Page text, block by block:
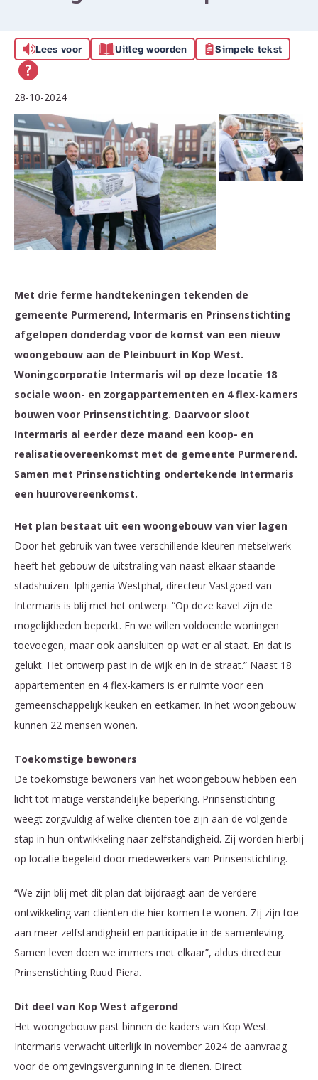
Lees voor Uitleg woorden Simpele tekst
28-10-2024
Met drie ferme handtekeningen tekenden de
gemeente Purmerend, Intermaris en Prinsenstichting
afgelopen donderdag voor de komst van een nieuw
woongebouw aan de Pleinbuurt in Kop West.
Woningcorporatie Intermaris wil op deze locatie 18
sociale woon- en zorgappartementen en 4 flex-kamers
bouwen voor Prinsenstichting. Daarvoor sloot
Intermaris al eerder deze maand een koop- en
realisatieovereenkomst met de gemeente Purmerend.
Samen met Prinsenstichting ondertekende Intermaris
een huurovereenkomst.
Het plan bestaat uit een woongebouw van vier lagen
Door het gebruik van twee verschillende kleuren metselwerk
heeft het gebouw de uitstraling van naast elkaar staande
stadshuizen. Iphigenia Westphal, directeur Vastgoed van
Intermaris is blij met het ontwerp. “Op deze kavel zijn de
mogelijkheden beperkt. En we willen voldoende woningen
toevoegen, maar ook aansluiten op wat er al staat. En dat is
gelukt. Het ontwerp past in de wijk en in de straat.” Naast 18
appartementen en 4 flex-kamers is er ruimte voor een
gemeenschappelijk keuken en eetkamer. In het woongebouw
kunnen 22 mensen wonen.
Toekomstige bewoners
De toekomstige bewoners van het woongebouw hebben een
licht tot matige verstandelijke beperking. Prinsenstichting
weegt zorgvuldig af welke cliënten toe zijn aan de volgende
stap in hun ontwikkeling naar zelfstandigheid. Zij worden hierbij
op locatie begeleid door medewerkers van Prinsenstichting.
“We zijn blij met dit plan dat bijdraagt aan de verdere
ontwikkeling van cliënten die hier komen te wonen. Zij zijn toe
aan meer zelfstandigheid en participatie in de samenleving.
Samen leven doen we immers met elkaar”, aldus directeur
Prinsenstichting Ruud Piera.
Dit deel van Kop West afgerond
Het woongebouw past binnen de kaders van Kop West.
Intermaris verwacht uiterlijk in november 2024 de aanvraag
voor de omgevingsvergunning in te dienen. Direct